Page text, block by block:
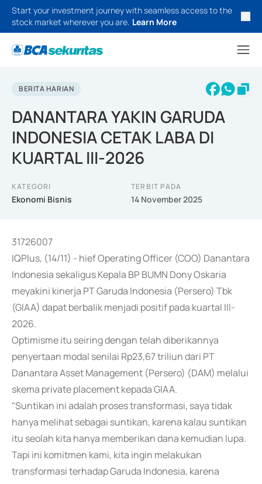
Start your investment journey with seamless access to the
stock market wherever you are. Learn More
BERITA HARIAN
DANANTARA YAKIN GARUDA
INDONESIA CETAK LABA DI
KUARTAL III-2026
KATEGORI
Ekonomi Bisnis
TERBIT PADA
14 November 2025
31726007
IQPlus, (14/11) - hief Operating Officer (COO) Danantara
Indonesia sekaligus Kepala BP BUMN Dony Oskaria
meyakini kinerja PT Garuda Indonesia (Persero) Tbk
(GIAA) dapat berbalik menjadi positif pada kuartal III-
2026.
Optimisme itu seiring dengan telah diberikannya
penyertaan modal senilai Rp23,67 triliun dari PT
Danantara Asset Management (Persero) (DAM) melalui
skema private placement kepada GIAA.
"Suntikan ini adalah proses transformasi, saya tidak
hanya melihat sebagai suntikan, karena kalau suntikan
itu seolah kita hanya memberikan dana kemudian lupa.
Tapi ini komitmen kami, kita ingin melakukan
transformasi terhadap Garuda Indonesia, karena